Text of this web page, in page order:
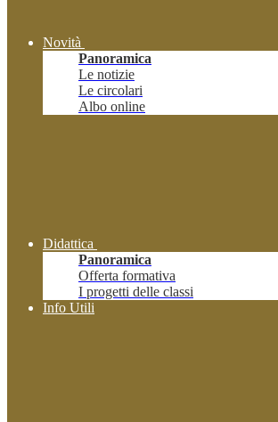
Novità
Panoramica
Le notizie
Le circolari
Albo online
Didattica
Panoramica
Offerta formativa
I progetti delle classi
Info Utili